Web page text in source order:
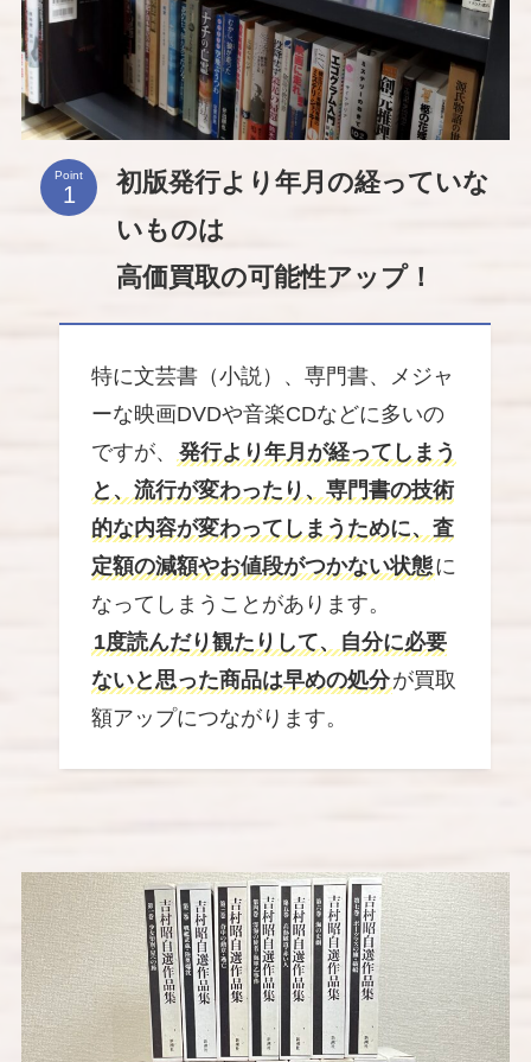
Point
初版発行より年月の経っていな
いものは
高価買取の可能性アップ！
特に文芸書（小説）、専門書、メジャ
ーな映画DVDや音楽CDなどに多いの
ですが、
発行より年月が経ってしまう
と、流行が変わったり、専門書の技術
的な内容が変わってしまうために、査
定額の減額やお値段がつかない状態に
なってしまうことがあります。
1度読んだり観たりして、自分に必要
ないと思った商品は早めの処分が買取
額アップにつながります。